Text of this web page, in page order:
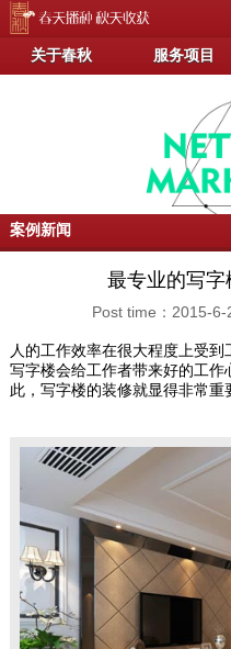
关于春秋 服务项目
案例新闻
最专业的写
Post time：2015-
人的工作效率在很大程度上受
写字楼会给工作者带来好的工
此，写字楼的装修就显得非常重